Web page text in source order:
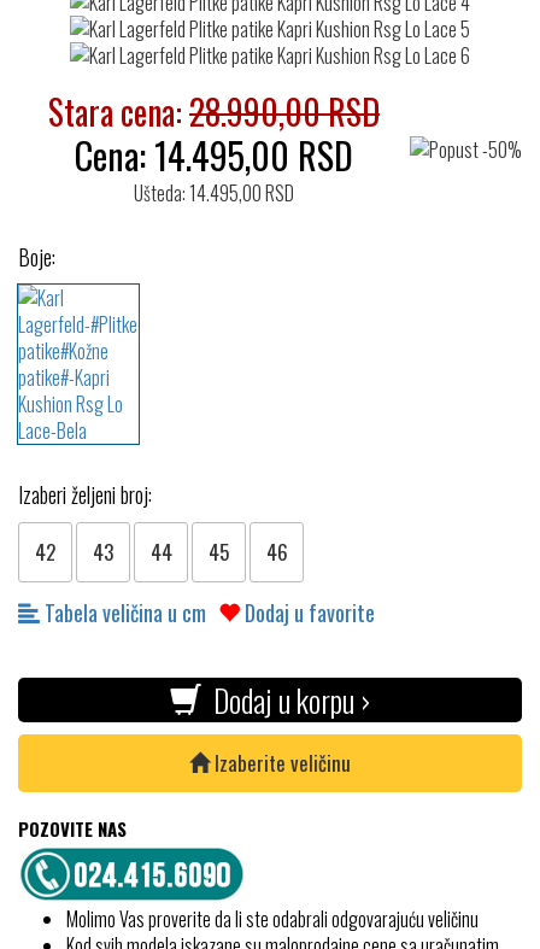
Stara cena:28.990,00 RSD
Cena:14.495,00 RSD
Ušteda: 14.495,00 RSD
Boje:
Izaberi željeni broj:
42 43 44 45 46
Tabela veličina u cm Dodaj u favorite
Dodaj u korpu ›
Izaberite veličinu
POZOVITE NAS
Molimo Vas proverite da li ste odabrali odgovarajuću veličinu